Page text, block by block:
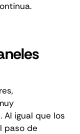
Al igual que los
paso de